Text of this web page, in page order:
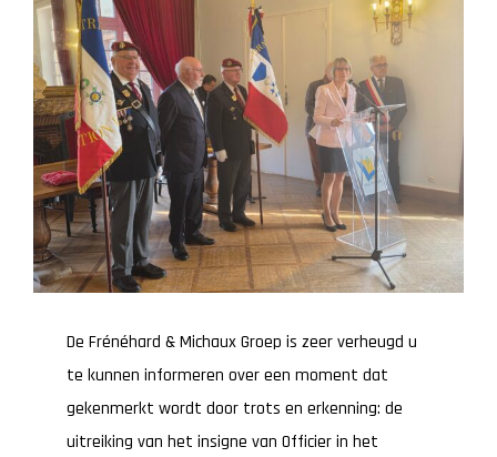
De Frénéhard & Michaux Groep is zeer verheugd u
te kunnen informeren over een moment dat
gekenmerkt wordt door trots en erkenning: de
uitreiking van het insigne van Officier in het